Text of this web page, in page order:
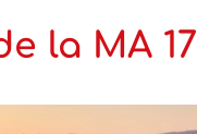
la MA 17